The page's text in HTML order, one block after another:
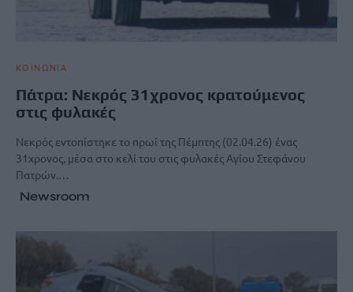
ΚΟΙΝΩΝΙΑ
Πάτρα: Νεκρός 31χρονος κρατούμενος
στις φυλακές
Νεκρός εντοπίστηκε το πρωί της Πέμπτης (02.04.26) ένας
31χρονος, μέσα στο κελί του στις φυλακές Αγίου Στεφάνου
Πατρών.…
Newsroom